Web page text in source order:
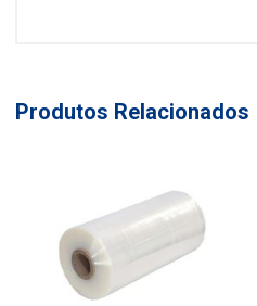
Produtos Relacionados